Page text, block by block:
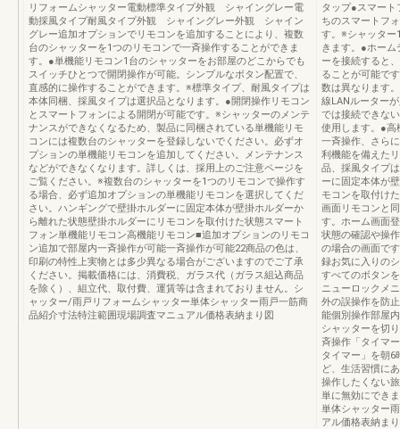
リフォームシャッター電動標準タイプ外観 シャイングレー電
動採風タイプ耐風タイプ外観 シャイングレー外観 シャイン
グレー追加オプションでリモコンを追加することにより、複数
台のシャッターを1つのリモコンで一斉操作することができま
す。●単機能リモコン1台のシャッターをお部屋のどこからでも
スイッチひとつで開閉操作が可能。シンプルなボタン配置で、
直感的に操作することができます。※標準タイプ、耐風タイプは
本体同梱、採風タイプは選択品となります。●開閉操作リモコン
とスマートフォンによる開閉が可能です。※シャッターのメンテ
ナンスができなくなるため、製品に同梱されている単機能リモ
コンには複数台のシャッターを登録しないでください。必ずオ
プションの単機能リモコンを追加してください。メンテナンス
などができなくなります。詳しくは、採用上のご注意ページを
ご覧ください。※複数台のシャッターを1つのリモコンで操作す
る場合、必ず追加オプションの単機能リモコンを選択してくだ
さい。ハンギングで壁掛ホルダーに固定本体が壁掛ホルダーか
ら離れた状態壁掛ホルダーにリモコンを取付けた状態スマート
フォン単機能リモコン高機能リモコン■追加オプションのリモコ
ン追加で部屋内一斉操作が可能一斉操作が可能22商品の色は、
印刷の特性上実物とは多少異なる場合がございますのでご了承
ください。掲載価格には、消費税、ガラス代（ガラス組込商品
を除く）、組立代、取付費、運賃等は含まれておりません。シ
ャッター/雨戸リフォームシャッター単体シャッター雨戸一筋商
品紹介寸法特注範囲現場調査マニュアル価格表納まり図
タップ●スマー
ちのスマートフ
す。※シャッター
きます。●ホーム
ーを接続すると
ることが可能で
数は異なります
線LANルーター
では接続できな
使用します。●高
一斉操作、さら
利機能を備えた
品、採風タイプ
ーに固定本体が
モコンを取付け
画面リモコンと
す。ホーム画面
状態の確認や操
の場合の画面で
録お気に入りの
すべてのボタン
ニューロックメ
外の誤操作を防
能個別操作部屋
シャッターを切
斉操作「タイマ
タイマー」を朝
ど、生活習慣に
操作したくない
単に無効にでき
単体シャッター
アル価格表納ま